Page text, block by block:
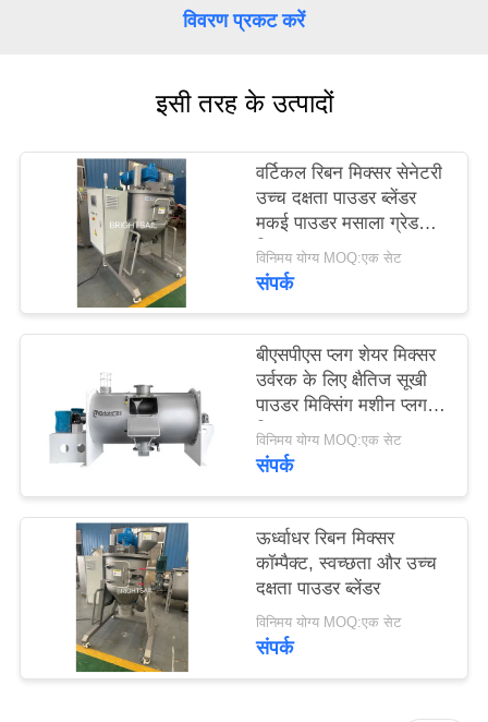
PRIVACY
POLICY
विवरण प्रकट करें
इसी तरह के उत्पादों
वर्टिकल रिबन मिक्सर सेनेटरी
उच्च दक्षता पाउडर ब्लेंडर
मकई पाउडर मसाला ग्रेड
मिक्सर
विनिमय योग्य MOQ:एक सेट
संपर्क
बीएसपीएस प्लग शेयर मिक्सर
उर्वरक के लिए क्षैतिज सूखी
पाउडर मिक्सिंग मशीन प्लग
मिक्सर
विनिमय योग्य MOQ:एक सेट
संपर्क
ऊर्ध्वाधर रिबन मिक्सर ️
कॉम्पैक्ट, स्वच्छता और उच्च
दक्षता पाउडर ब्लेंडर
विनिमय योग्य MOQ:एक सेट
संपर्क